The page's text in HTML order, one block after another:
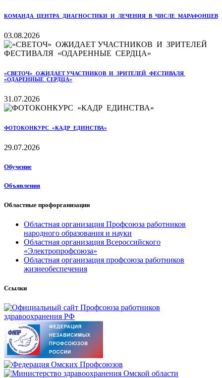
КОМАНДА ЦЕНТРА ДИАГНОСТИКИ И ЛЕЧЕНИЯ В ЧИСЛЕ МАРАФОНЦЕВ
03.08.2026
«СВЕТОЧ» ОЖИДАЕТ УЧАСТНИКОВ И ЗРИТЕЛЕЙ ФЕСТИВАЛЯ
«ОДАРЕННЫЕ СЕРДЦА»
31.07.2026
ФОТОКОНКУРС «КАДР ЕДИНСТВА»
29.07.2026
Обучение
Объявления
Областные профорганизации
Областная организация Профсоюза работников
народного образования и науки
Областная организация Всероссийского
«Электропрофсоюза»
Областная организация профсоюза работников
жизнеобеспечения
Ссылки